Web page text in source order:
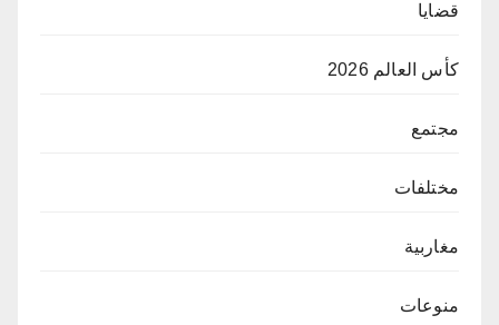
قضايا
كأس العالم 2026
مجتمع
مختلفات
مغاربية
منوعات